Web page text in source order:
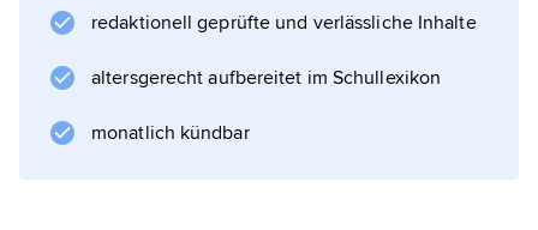
)
Informationen zum Artikel
redaktionell geprüfte und verlässliche Inhalte
altersgerecht aufbereitet im Schullexikon
monatlich kündbar